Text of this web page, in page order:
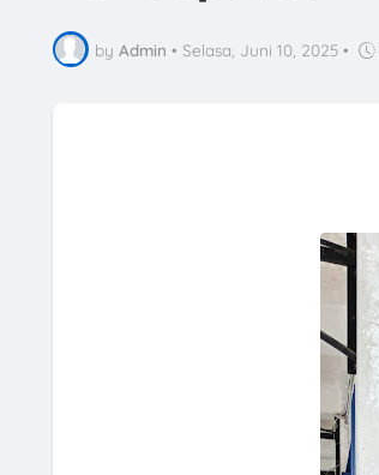
by Admin • Selasa, Juni 10, 2025 •